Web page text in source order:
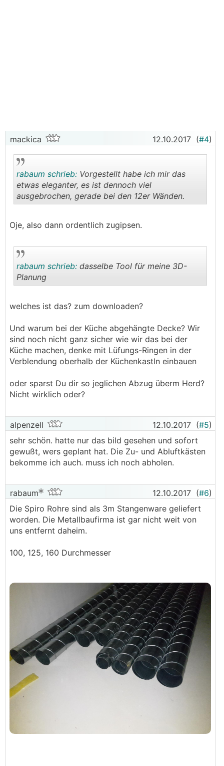
mackica 12.10.2017 (#4)
rabaum schrieb: Vorgestellt habe ich mir das
etwas eleganter, es ist dennoch viel
ausgebrochen, gerade bei den 12er Wänden.
Oje, also dann ordentlich zugipsen.
..
rabaum schrieb: dasselbe Tool für meine 3D-
Planung
welches ist das? zum downloaden?
Und warum bei der Küche abgehängte Decke? Wir
sind noch nicht ganz sicher wie wir das bei der
Küche machen, denke mit Lüfungs-Ringen in der
Verblendung oberhalb der Küchenkastln einbauen
oder sparst Du dir so jeglichen Abzug überm Herd?
Nicht wirklich oder?
alpenzell 12.10.2017 (#5)
sehr schön. hatte nur das bild gesehen und sofort
gewußt, wers geplant hat. Die Zu- und Abluftkästen
bekomme ich auch. muss ich noch abholen.
rabaum 12.10.2017 (#6)
Die Spiro Rohre sind als 3m Stangenware geliefert
worden. Die Metallbaufirma ist gar nicht weit von
uns entfernt daheim.
100, 125, 160 Durchmesser